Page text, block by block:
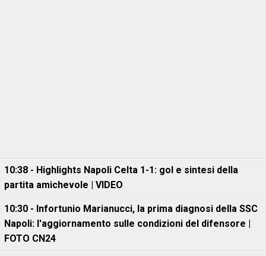
10:38 - Highlights Napoli Celta 1-1: gol e sintesi della
partita amichevole | VIDEO
10:30 - Infortunio Marianucci, la prima diagnosi della SSC
Napoli: l'aggiornamento sulle condizioni del difensore |
FOTO CN24